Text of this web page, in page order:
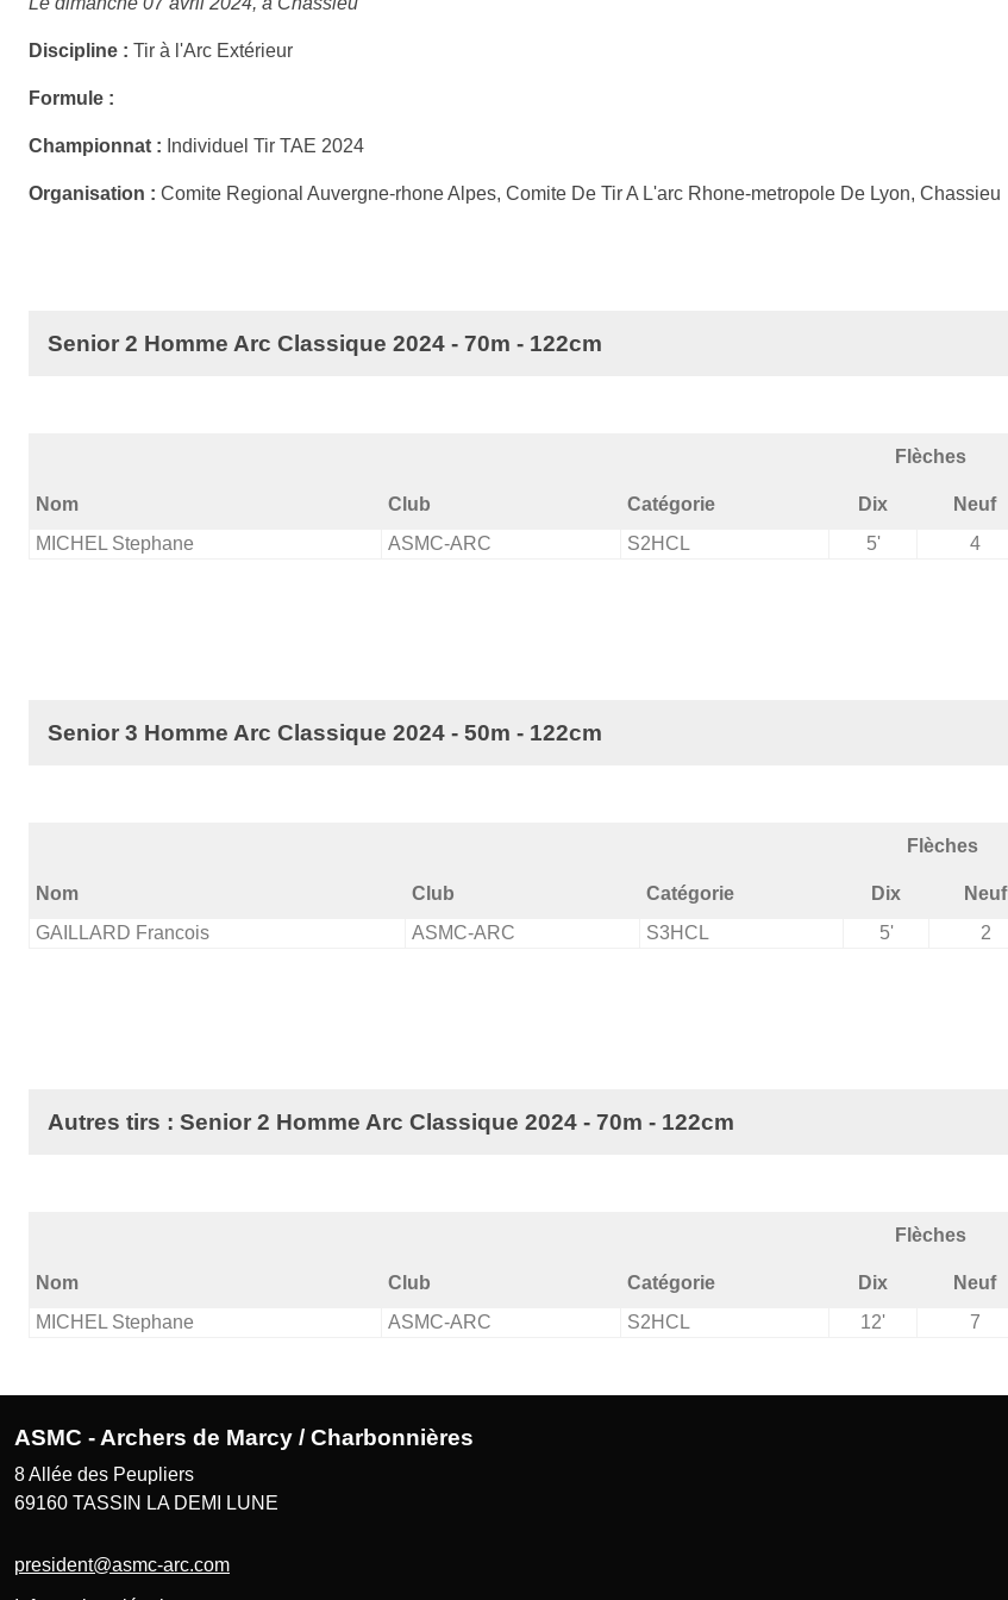
Discipline : Tir à l'Arc Extérieur
Formule :
Championnat : Individuel Tir TAE 2024
Organisation : Comite Regional Auvergne-rhone Alpes, Comite De Tir A L'arc Rhone-metropole De Lyon, Chassieu
Senior 2 Homme Arc Classique 2024 - 70m - 122cm
Flèches
Nom Club Catégorie Dix Neuf
MICHEL Stephane
ASMC-ARC S2HCL 5' 4
Senior 3 Homme Arc Classique 2024 - 50m - 122cm
Flèches
Nom Club Catégorie Dix Neuf
GAILLARD Francois
ASMC-ARC S3HCL 5' 2
Autres tirs : Senior 2 Homme Arc Classique 2024 - 70m - 122cm
Flèches
Nom Club Catégorie Dix Neuf
MICHEL Stephane
ASMC-ARC S2HCL 12' 7
ASMC - Archers de Marcy / Charbonnières
8 Allée des Peupliers
69160 TASSIN LA DEMI LUNE
president@asmc-arc.com